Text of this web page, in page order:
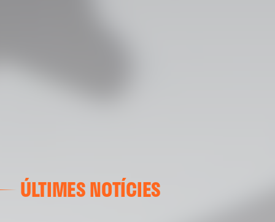
ÚLTIMES NOTÍCIES